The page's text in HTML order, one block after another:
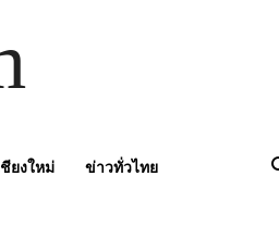
ยงใหม่ ข่าวทั่วไทย